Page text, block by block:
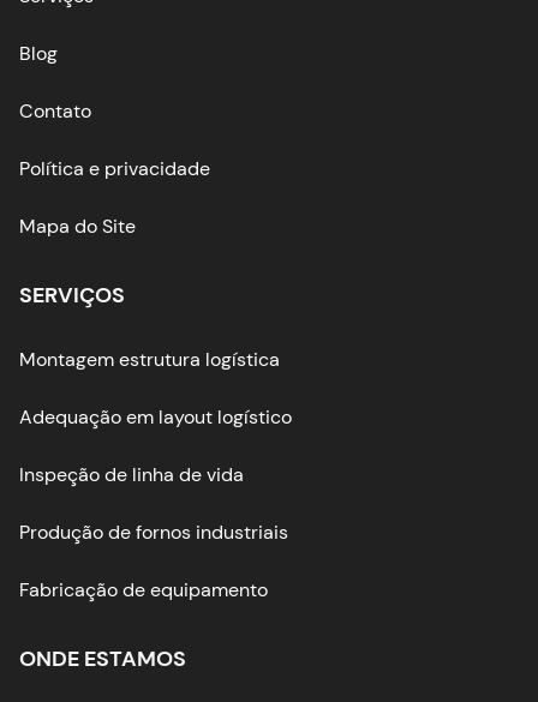
Blog
Contato
Política e privacidade
Mapa do Site
SERVIÇOS
Montagem estrutura logística
Adequação em layout logístico
Inspeção de linha de vida
Produção de fornos industriais
Fabricação de equipamento
ONDE ESTAMOS